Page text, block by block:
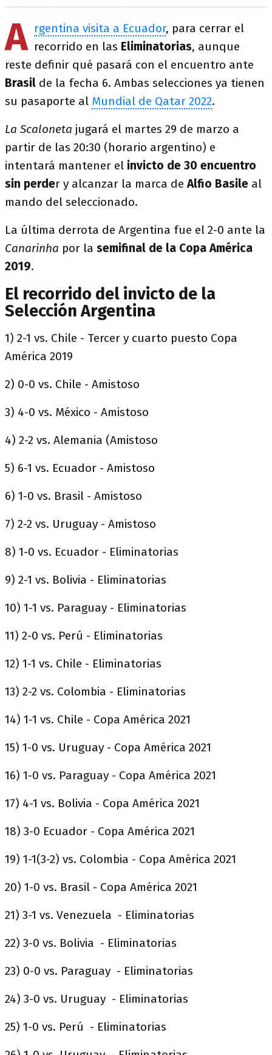
A rgentina visita a Ecuador, para cerrar el
recorrido en las Eliminatorias, aunque
reste definir qué pasará con el encuentro ante
Brasil de la fecha 6. Ambas selecciones ya tienen
su pasaporte al Mundial de Qatar 2022.
La Scaloneta jugará el martes 29 de marzo a
partir de las 20:30 (horario argentino) e
intentará mantener el invicto de 30 encuentro
sin perder y alcanzar la marca deAlfio Basile al
mando del seleccionado.
La última derrota de Argentina fue el 2-0 ante la
Canarinha por la semifinal de la Copa América
2019.
El recorrido del invicto de la
Selección Argentina
1) 2-1 vs. Chile - Tercer y cuarto puesto Copa
América 2019
2) 0-0 vs. Chile - Amistoso
3) 4-0 vs. México - Amistoso
4) 2-2 vs. Alemania (Amistoso
5) 6-1 vs. Ecuador - Amistoso
6) 1-0 vs. Brasil - Amistoso
7) 2-2 vs. Uruguay - Amistoso
8) 1-0 vs. Ecuador - Eliminatorias
9) 2-1 vs. Bolivia - Eliminatorias
10) 1-1 vs. Paraguay - Eliminatorias
11) 2-0 vs. Perú - Eliminatorias
12) 1-1 vs. Chile - Eliminatorias
13) 2-2 vs. Colombia - Eliminatorias
14) 1-1 vs. Chile - Copa América 2021
15) 1-0 vs. Uruguay - Copa América 2021
16) 1-0 vs. Paraguay - Copa América 2021
17) 4-1 vs. Bolivia - Copa América 2021
18) 3-0 Ecuador - Copa América 2021
19) 1-1(3-2) vs. Colombia - Copa América 2021
20) 1-0 vs. Brasil - Copa América 2021
21) 3-1 vs. Venezuela - Eliminatorias
22) 3-0 vs. Bolivia - Eliminatorias
23) 0-0 vs. Paraguay - Eliminatorias
24) 3-0 vs. Uruguay - Eliminatorias
25) 1-0 vs. Perú - Eliminatorias